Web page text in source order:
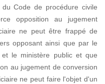
Code de procédure civile
opposition au jugement
ne peut être frappé de
opposant ainsi que par le
le ministère public et que
au jugement de conversion
ne peut faire l'objet d'un